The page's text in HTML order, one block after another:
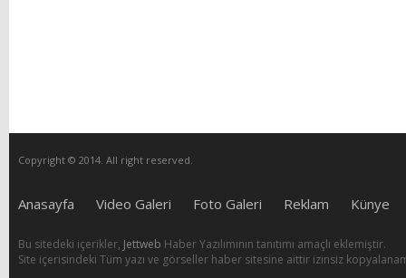
Copyright © 2014. All right reserved.
Anasayfa Video Galeri Foto Galeri Reklam Künye
Bu sitedeki içerikler, Jettweb Haber Yazılımının tanıtımı amaçlı eklemiştir.
Site içerisindeki Tüm yazı ve görseller haber sitesine aittir izinsiz